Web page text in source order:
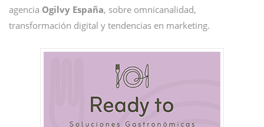
agencia Ogilvy España, sobre omnicanalidad,
transformación digital y tendencias en marketing.